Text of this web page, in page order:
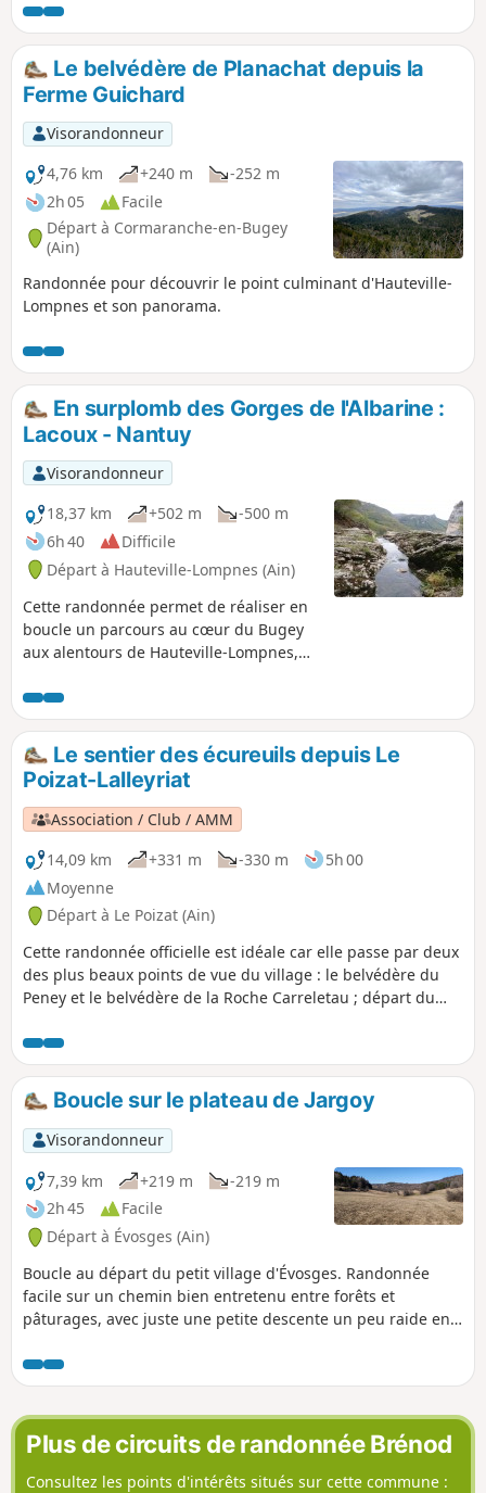
aménagements permettent de traverser.
La principale partie parcourt les crêtes
au-dessus de Cormaranche, avec la
montée au Golet Marmier et à
Planachat, la traversée du Col de la Clye
au Col de la Rochette par Gigimont, puis
la remontée à l’Haiea d’Amont et au
Cornillon. La redescente passe par
Notre-Dame de Mazières et le Trou de la
Marmite.
Le belvédère de Planachat depuis la
Ferme Guichard
Visorandonneur
4,76 km
+240 m
-252 m
2h 05
Facile
Départ à Cormaranche-en-Bugey
(Ain)
Randonnée pour découvrir le point culminant d'Hauteville-
Lompnes et son panorama.
En surplomb des Gorges de l'Albarine :
Lacoux - Nantuy
Visorandonneur
18,37 km
+502 m
-500 m
6h 40
Difficile
Départ à Hauteville-Lompnes (Ain)
Cette randonnée permet de réaliser en
boucle un parcours au cœur du Bugey
aux alentours de Hauteville-Lompnes,
Gorges de l'Albarine et le tout avec un
dénivelé relativement faible.
Le sentier des écureuils depuis Le
Poizat-Lalleyriat
Association / Club / AMM
14,09 km
+331 m -330 m
5h 00
Moyenne
Départ à Le Poizat (Ain)
Cette randonnée officielle est idéale car elle passe par deux
des plus beaux points de vue du village : le belvédère du
Peney et le belvédère de la Roche Carreletau ; départ du
6 sentiers de randonnée officiels du Poizat-Lalleyriat, et
porte le n°1.
Boucle sur le plateau de Jargoy
Visorandonneur
7,39 km
+219 m
-219 m
2h 45
Facile
Départ à Évosges (Ain)
Boucle au départ du petit village d'Évosges. Randonnée
facile sur un chemin bien entretenu entre forêts et
pâturages, avec juste une petite descente un peu raide en
Plus de circuits de randonnée Brénod
Consultez les points d'intérêts situés sur cette commune :